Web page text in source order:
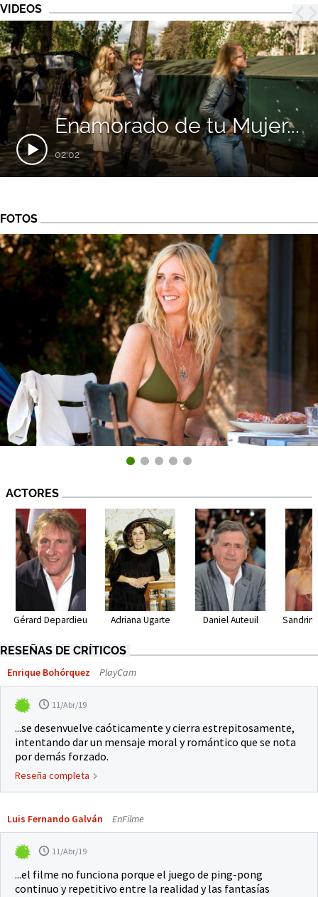
VIDEOS
Enamorado de tu Mujer...
02:02
FOTOS
ACTORES
Gérard Depardieu Adriana Ugarte Daniel Auteuil
RESEÑAS DE CRÍTICOS
Enrique Bohórquez PlayCam
11/Abr/19
...se desenvuelve caóticamente y cierra estrepitosamente,
intentando dar un mensaje moral y romántico que se nota
por demás forzado.
Reseña completa
Luis Fernando Galván EnFilme
11/Abr/19
...el filme no funciona porque el juego de ping-pong
continuo y repetitivo entre la realidad y las fantasías